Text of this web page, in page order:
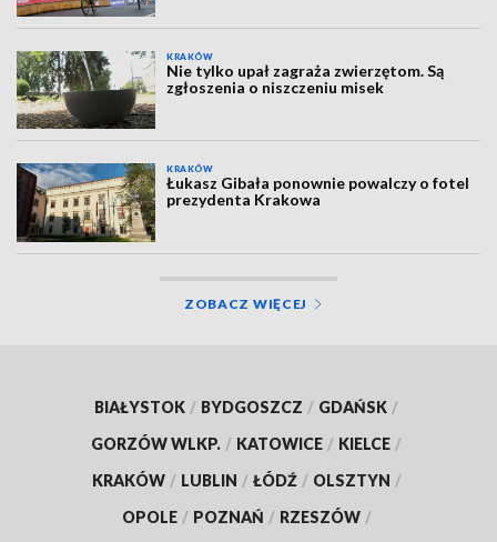
KRAKÓW
Nie tylko upał zagraża zwierzętom. Są
zgłoszenia o niszczeniu misek
KRAKÓW
Łukasz Gibała ponownie powalczy o fotel
prezydenta Krakowa
ZOBACZ WIĘCEJ
BIAŁYSTOK / BYDGOSZCZ / GDAŃSK /
GORZÓW WLKP. / KATOWICE / KIELCE /
KRAKÓW / LUBLIN / ŁÓDŹ / OLSZTYN /
OPOLE / POZNAŃ / RZESZÓW /